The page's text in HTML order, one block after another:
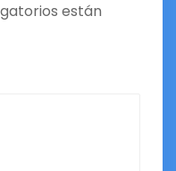
están